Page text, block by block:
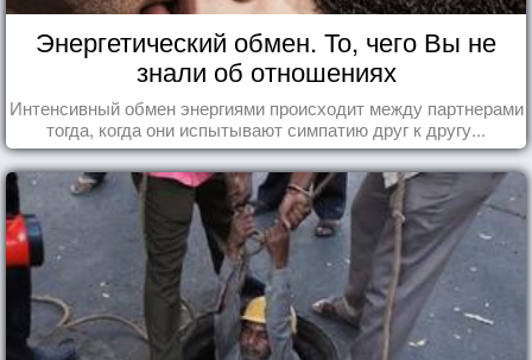
Энергетический обмен. То, чего Вы не
знали об отношениях
Интенсивный обмен энергиями происходит между партнерами
тогда, когда они испытывают симпатию друг к другу...